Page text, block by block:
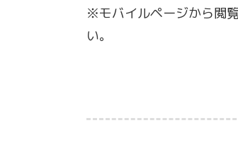
※モバイルページから閲
い。